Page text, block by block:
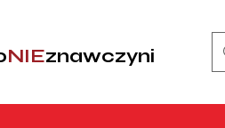
NIEznawczyni